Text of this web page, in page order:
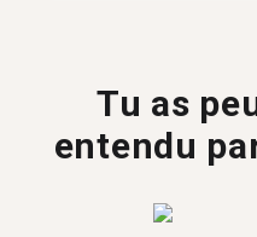
Tu as
entendu